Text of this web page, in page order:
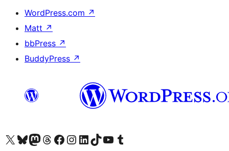
WordPress.com ↗
Matt ↗
bbPress ↗
BuddyPress ↗
Visit our X (formerly Twitter) account
Visit our Bluesky account
Visit our Mastodon account
Visit our Threads account
Visit our Facebook page
Visit our Instagram account
Visit our LinkedIn account
Visit our TikTok account
Visit our YouTube channel
Visit our Tumblr account